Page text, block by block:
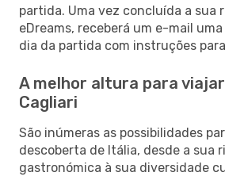
partida. Uma vez concluída a sua
eDreams, receberá um e-mail
dia da partida com instruções
A melhor altura para
Cagliari
São inúmeras as possibilidades
descoberta de Itália, desde a sua
gastronómica à sua diversidade